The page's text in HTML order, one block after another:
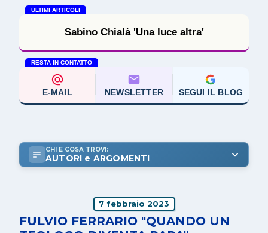
ULTIMI ARTICOLI
Sabino Chialà 'Una luce altra'
RESTA IN CONTATTO
E-MAIL NEWSLETTER SEGUI IL BLOG
CHI E COSA TROVI:
AUTORI e ARGOMENTI
7 febbraio 2023
FULVIO FERRARIO "QUANDO UN